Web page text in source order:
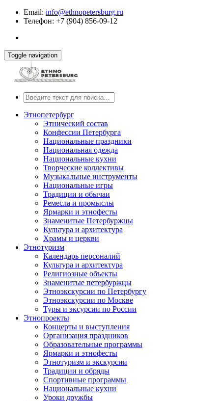
Email: info@ethnopetersburg.ru
Телефон: +7 (904) 856-09-12
Toggle navigation
Этнопетербург
Этнический состав
Конфессии Петербурга
Национальные праздники
Национальная одежда
Национальные кухни
Творческие коллективы
Музыкальные инструменты
Национальные игры
Традиции и обычаи
Ремесла и промыслы
Ярмарки и этнофесты
Знаменитые Петербуржцы
Культура и архитектура
Храмы и церкви
Этнотуризм
Календарь персоналий
Культура и архитектура
Религиозные объекты
Знаменитые петербуржцы
Этноэкскурсии по Петербургу
Этноэкскурсии по Москве
Туры и эксурсии по России
Этнопроекты
Концерты и выступления
Организация праздников
Образовательные программы
Ярмарки и этнофесты
Этнотуризм и экскурсии
Традиции и обряды
Спортивные программы
Национальные кухни
Уроки дружбы